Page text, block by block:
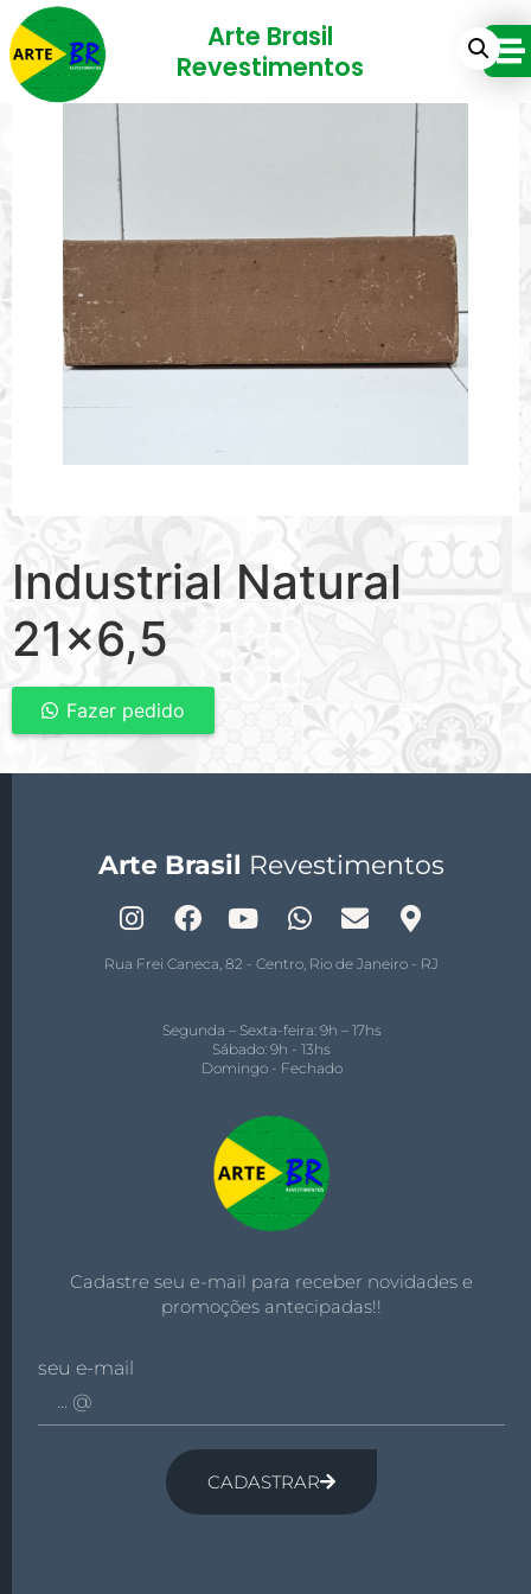
Arte Brasil
Revestimentos
Industrial Natural
21×6,5
Fazer pedido
Arte Brasil Revestimentos
Rua Frei Caneca, 82 - Centro, Rio de Janeiro - RJ
Segunda – Sexta-feira: 9h – 17hs
Sábado: 9h - 13hs
Domingo - Fechado
Cadastre seu e-mail para receber novidades e
promoções antecipadas!!
seu e-mail
CADASTRAR